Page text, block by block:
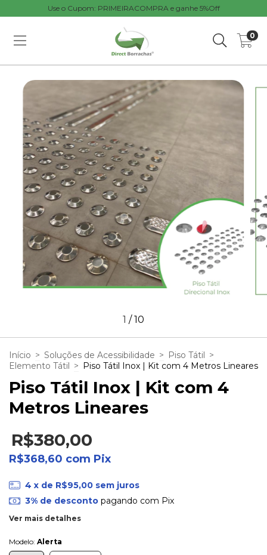
Use o Cupom: PRIMEIRACOMPRA e ganhe 5%Off
0
1 /10
Início > Soluções de Acessibilidade > Piso Tátil >
Elemento Tátil > Piso Tátil Inox | Kit com 4 Metros Lineares
Piso Tátil Inox | Kit com 4
Metros Lineares
R$380,00
R$368,60 com Pix
4 x de R$95,00 sem juros
3% de descontopagando com Pix
Ver mais detalhes
Modelo: Alerta